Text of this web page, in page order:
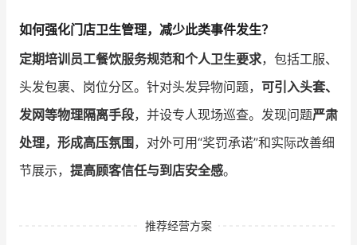
如何强化门店卫生管理，减少此类事件发生？
定期培训员工餐饮服务规范和个人卫生要求，包括工服、
头发包裹、岗位分区。针对头发异物问题， 可引入头套、
发网等物理隔离手段，并设专人现场巡查。发现问题严肃
处理，形成高压氛围，对外可用“奖罚承诺”和实际改善细
节展示， 提高顾客信任与到店安全感。
推荐经营方案